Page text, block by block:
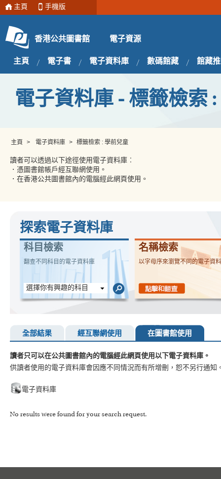
主頁 手機版
香港公共圖書館 電子資源
主頁 電子書 電子資料庫 數碼館藏 館藏
電子資料庫 - 標籤檢索
主頁 > 電子資料庫 > 標籤檢索 : 學前兒童
讀者可以透過以下途徑使用電子資料庫︰
．憑圖書館帳戶經互聯網使用。
．在香港公共圖書館內的電腦經此網頁使用。
探索電子資料庫
科目檢索
翻查不同科目的電子資料庫
選擇你有興趣的科目
名稱檢索
以字母序來瀏覽不同的電子資
全部結果 經互聯網使用 在圖書館使用
讀者只可以在公共圖書館內的電腦經此網頁使用以下電子資料庫。
供讀者使用的電子資料庫會因應不同情況而有所增刪，恕不另行通知
電子資料庫
No results were found for your search request.